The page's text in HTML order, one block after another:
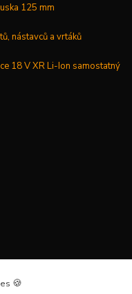
125 mm
nástavců a vrtáků
18 V XR Li-Ion samostatný
🍪